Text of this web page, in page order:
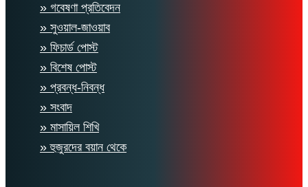
» গবেষণা প্রতিবেদন
» সুওয়াল-জাওয়াব
» ফিচার্ড পোস্ট
» বিশেষ পোস্ট
» প্রবন্ধ-নিবন্ধ
» সংবাদ
» মাসায়িল শিখি
» হুজুরদের বয়ান থেকে